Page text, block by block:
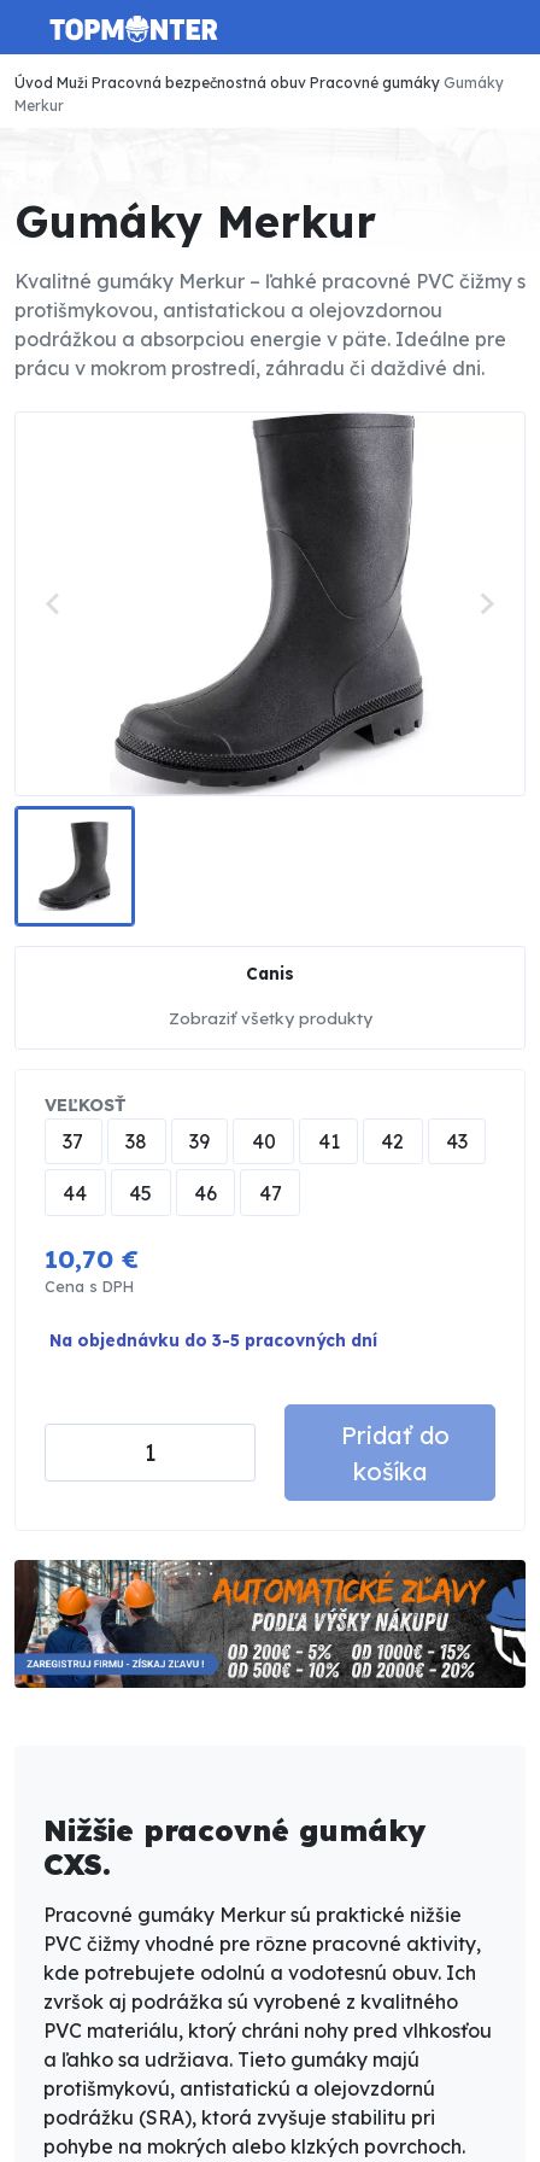
Úvod Muži Pracovná bezpečnostná obuv Pracovné gumáky Gumáky
Merkur
Canis
Zobraziť všetky produkty
Gumáky Merkur
Kvalitné gumáky Merkur – ľahké pracovné PVC čižmy s
protišmykovou, antistatickou a olejovzdornou
podrážkou a absorpciou energie v päte. Ideálne pre
prácu v mokrom prostredí, záhradu či daždivé dni.
VEĽKOSŤ
37 38 39 40 41 42 43
44 45 46 47
10,70 €
Cena s DPH
Na objednávku do 3-5 pracovných dní
Pridať do
košíka
Nižšie pracovné gumáky
CXS.
Pracovné gumáky Merkur sú praktické nižšie
PVC čižmy vhodné pre rôzne pracovné aktivity,
kde potrebujete odolnú a vodotesnú obuv. Ich
zvršok aj podrážka sú vyrobené z kvalitného
PVC materiálu, ktorý chráni nohy pred vlhkosťou
a ľahko sa udržiava. Tieto gumáky majú
protišmykovú, antistatickú a olejovzdornú
podrážku (SRA), ktorá zvyšuje stabilitu pri
pohybe na mokrých alebo klzkých povrchoch.